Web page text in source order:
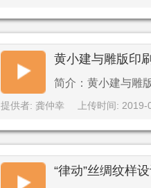
黄小建与雕版印
简介：黄小建与雕
提供者: 龚仲幸 上传时间: 2019-
“律动”丝绸纹样